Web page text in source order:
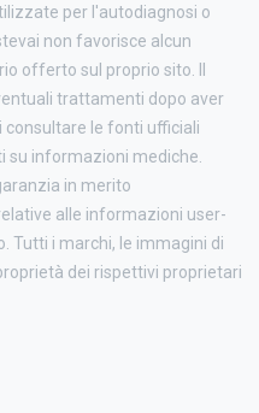
per l'autodiagnosi o
non favorisce alcun
offerto sul proprio sito. Il
trattamenti dopo aver
consultare le fonti ufficiali
su informazioni mediche.
in merito
alle informazioni user-
Tutti i marchi, le immagini di
dei rispettivi proprietari